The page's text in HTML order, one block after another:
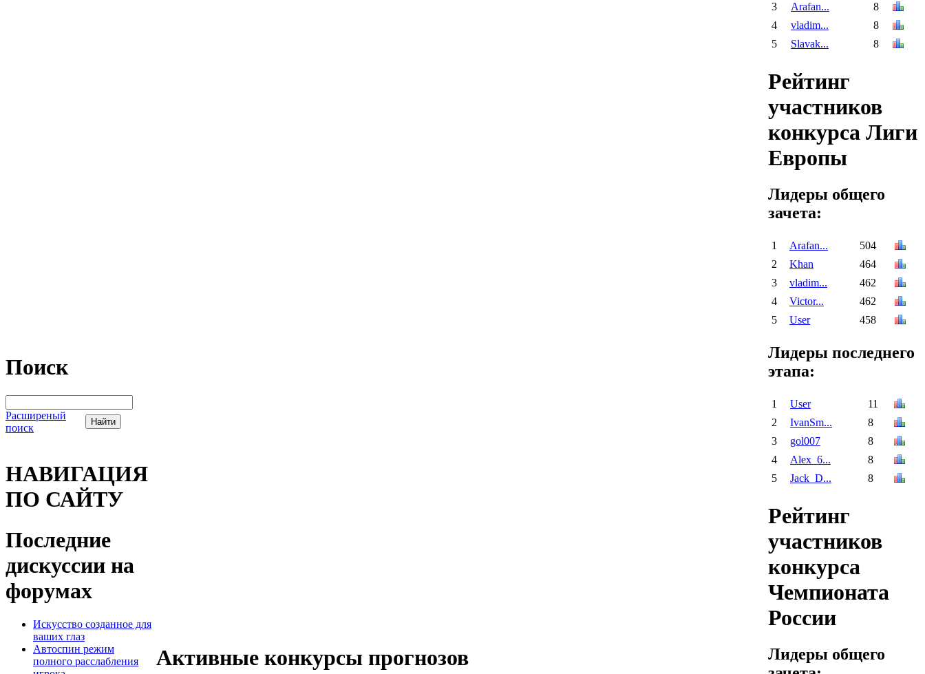
Поиск
Расширеный
поиск
НАВИГАЦИЯ
ПО САЙТУ
Последние
дискуссии на
форумах
Искусство созданное для
ваших глаз
Автоспин режим
полного расслабления
Активные конкурсы прогнозов
3
Arafan...
8
4
vladim...
8
5
Slavak... 8
Рейтинг
участников
конкурса Лиги
Европы
Лидеры общего
зачета:
1 Arafan...
504
2
Khan
464
3
vladim...
462
4
Victor...
462
5
User 458
Лидеры последнего
этапа:
1 User
11
2
IvanSm...
8
3
gol007
8
4
Alex_6...
8
5
Jack_D... 8
Рейтинг
участников
конкурса
Чемпионата
России
Лидеры общего